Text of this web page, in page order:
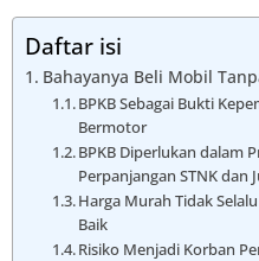
Daftar isi
Bahayanya Beli Mobil
BPKB Sebagai Bukti
Bermotor
BPKB Diperlukan dalam
Perpanjangan STNK dan
Harga Murah Tidak
Baik
Risiko Menjadi Korban